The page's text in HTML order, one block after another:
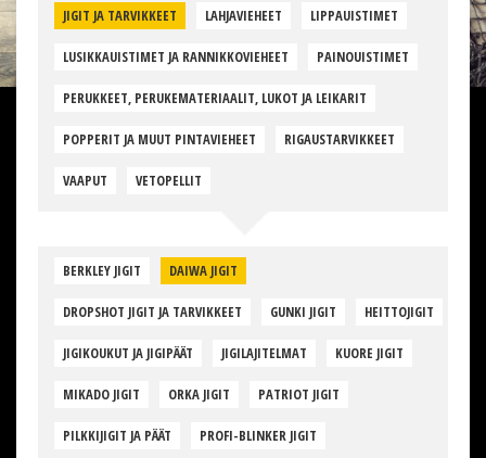
JIGIT JA TARVIKKEET LAHJAVIEHEET LIPPAUISTIMET
LUSIKKAUISTIMET JA RANNIKKOVIEHEET PAINOUISTIMET
PERUKKEET, PERUKEMATERIAALIT, LUKOT JA LEIKARIT
POPPERIT JA MUUT PINTAVIEHEET RIGAUSTARVIKKEET
VAAPUT VETOPELLIT
BERKLEY JIGIT DAIWA JIGIT
DROPSHOT JIGIT JA TARVIKKEET GUNKI JIGIT HEITTOJIGIT
JIGIKOUKUT JA JIGIPÄÄT JIGILAJITELMAT KUORE JIGIT
MIKADO JIGIT ORKA JIGIT PATRIOT JIGIT
PILKKIJIGIT JA PÄÄT PROFI-BLINKER JIGIT